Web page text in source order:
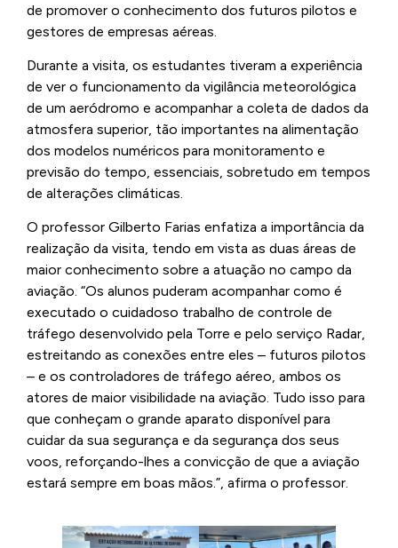
de promover o conhecimento dos futuros pilotos e
gestores de empresas aéreas.
Durante a visita, os estudantes tiveram a experiência
de ver o funcionamento da vigilância meteorológica
de um aeródromo e acompanhar a coleta de dados da
atmosfera superior, tão importantes na alimentação
dos modelos numéricos para monitoramento e
previsão do tempo, essenciais, sobretudo em tempos
de alterações climáticas.
O professor Gilberto Farias enfatiza a importância da
realização da visita, tendo em vista as duas áreas de
maior conhecimento sobre a atuação no campo da
aviação. “Os alunos puderam acompanhar como é
executado o cuidadoso trabalho de controle de
tráfego desenvolvido pela Torre e pelo serviço Radar,
estreitando as conexões entre eles – futuros pilotos
– e os controladores de tráfego aéreo, ambos os
atores de maior visibilidade na aviação. Tudo isso para
que conheçam o grande aparato disponível para
cuidar da sua segurança e da segurança dos seus
voos, reforçando-lhes a convicção de que a aviação
estará sempre em boas mãos.”, afirma o professor.